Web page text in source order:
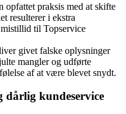
opfattet praksis med at skifte
resulterer i ekstra
til Topservice
givet falske oplysninger
mangler og udførte
af at være blevet snydt.
dårlig kundeservice